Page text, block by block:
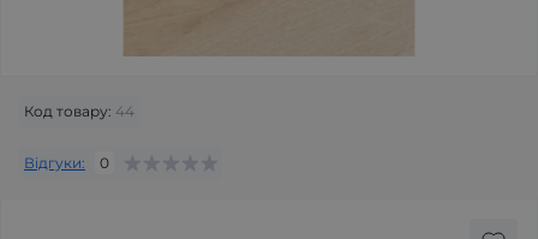
Код товару: 44
Відгуки: 0